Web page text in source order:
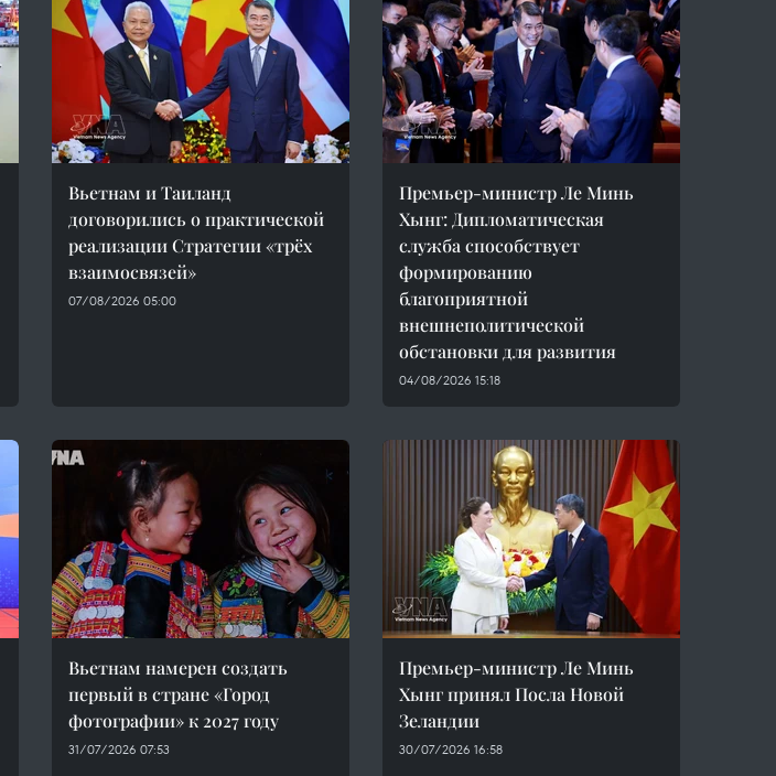
Вьетнам и Таиланд
договорились о практической
реализации Стратегии «трёх
взаимосвязей»
07/08/2026 05:00
Премьер-министр Ле Минь
Хынг: Дипломатическая
служба способствует
формированию
благоприятной
внешнеполитической
обстановки для развития
04/08/2026 15:18
Вьетнам намерен создать
первый в стране «Город
фотографии» к 2027 году
31/07/2026 07:53
Премьер-министр Ле Минь
Хынг принял Посла Новой
Зеландии
30/07/2026 16:58